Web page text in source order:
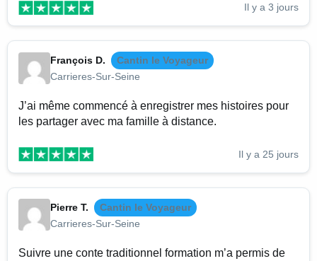
Il y a 3 jours
François D.
Cantin le Voyageur
Carrieres-Sur-Seine
J’ai même commencé à enregistrer mes histoires pour
les partager avec ma famille à distance.
Il y a 25 jours
Pierre T.
Cantin le Voyageur
Carrieres-Sur-Seine
Suivre une conte traditionnel formation m’a permis de